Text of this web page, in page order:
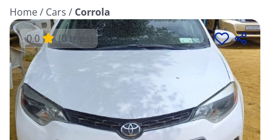
Home/ Cars / Corrola
0.0
(0 trips)